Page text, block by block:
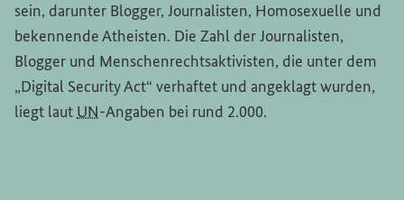
sein, darunter Blogger, Journalisten, Homosexuelle und
bekennende Atheisten. Die Zahl der Journalisten,
Blogger und Menschenrechtsaktivisten, die unter dem
„Digital Security Act“ verhaftet und angeklagt wurden,
liegt laut UN-Angaben bei rund 2.000.